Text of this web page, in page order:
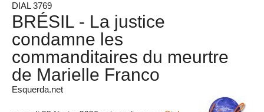
DIAL 3769
BRÉSIL - La justice
condamne les
commanditaires du meurtre
de Marielle Franco
Esquerda.net